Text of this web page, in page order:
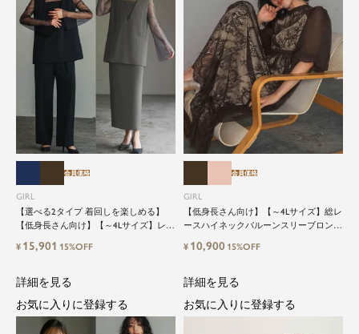
GIRL
【選べる2タイプ 着回しを楽しめる】
【低身長さん向け】【～4Lサイズ】レイ
カートorワイドパンツセットアップロン
ティードレス
会員価格
¥ 15,901 15%OFF
GIRL
【低身長さん向け】【～4Lサイズ】総レ
ースハイネックバルーンスリーブロング
会員価格
¥ 10,900 15%OFF
詳細を見る
お気に入りに登録する
詳細を見る
お気に入りに登録する